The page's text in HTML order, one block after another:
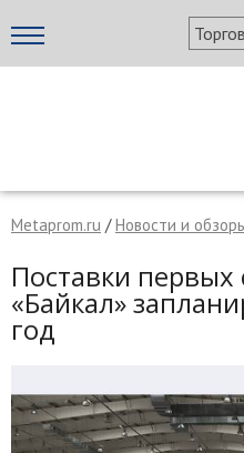
Metaprom.ru /Новости и
Поставки первых
«Байкал»
год